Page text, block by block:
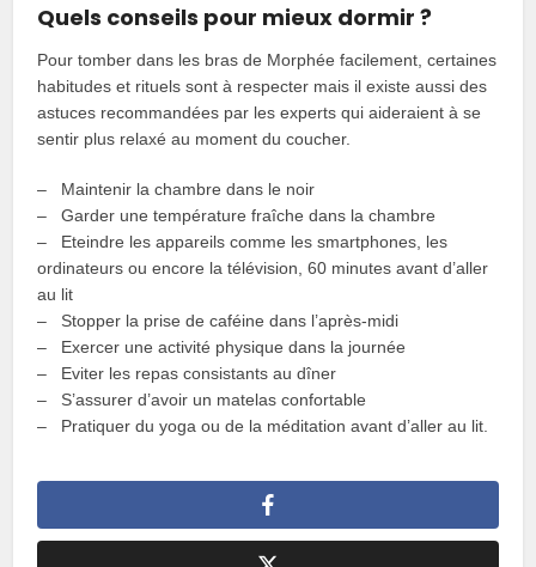
Quels conseils pour mieux dormir ?
Pour tomber dans les bras de Morphée facilement, certaines
habitudes et rituels sont à respecter mais il existe aussi des
astuces recommandées par les experts qui aideraient à se
sentir plus relaxé au moment du coucher.
– Maintenir la chambre dans le noir
– Garder une température fraîche dans la chambre
– Eteindre les appareils comme les smartphones, les
ordinateurs ou encore la télévision, 60 minutes avant d’aller
au lit
– Stopper la prise de caféine dans l’après-midi
– Exercer une activité physique dans la journée
– Eviter les repas consistants au dîner
– S’assurer d’avoir un matelas confortable
– Pratiquer du yoga ou de la méditation avant d’aller au lit.